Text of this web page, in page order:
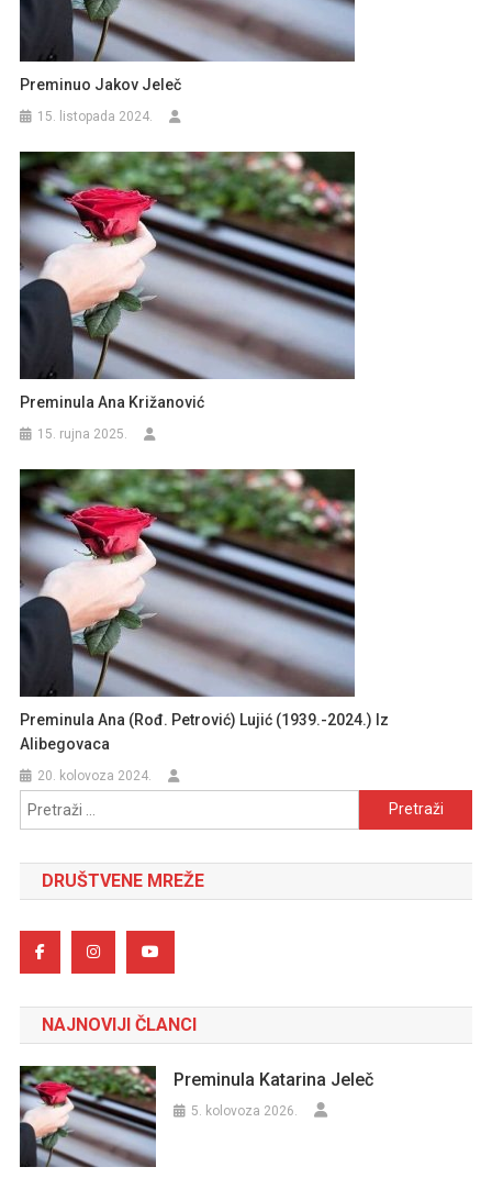
Preminuo Jakov Jeleč
15. listopada 2024.
Preminula Ana Križanović
15. rujna 2025.
Preminula Ana (rođ. Petrović) Lujić (1939.-2024.) Iz
Alibegovaca
20. kolovoza 2024.
Pretraži:
DRUŠTVENE MREŽE
NAJNOVIJI ČLANCI
Preminula Katarina Jeleč
5. kolovoza 2026.